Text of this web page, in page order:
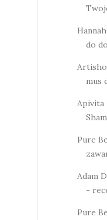
do
mus
Apivita
Pure
Adam
-
Pure